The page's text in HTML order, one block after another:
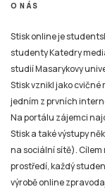
O NÁS
Stisk online je
studenty Katedry
studií Masarykovy
Stisk vznikl jako cvičné
jedním z prvních
Na portálu zájemci
Stisk a také výstupy
na sociální sítě).
prostředí, každý
výrobě online